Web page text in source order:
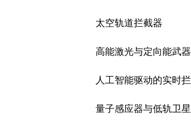
太空轨道拦截器
高能激光与定向能武器
人工智能驱动的实时
量子感应器与低轨卫